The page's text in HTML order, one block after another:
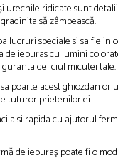
urechile ridicate sunt
să zâmbească.
lucruri speciale si sa fie
iepuras cu lumini
deliciul micutei tale.
poarte acest ghiozdan
tuturor prietenilor ei.
si rapida cu ajutorul
de iepuraș poate fi o